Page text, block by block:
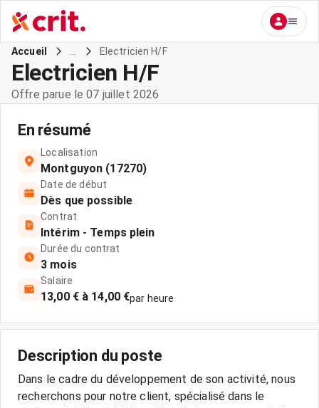
Accueil Electricien H/F
Electricien H/F
Offre parue le 07 juillet 2026
En résumé
Localisation
Montguyon (17270)
Date de début
Dès que possible
Contrat
Intérim - Temps plein
Durée du contrat
3 mois
Salaire
13,00 € à 14,00 €par heure
Description du poste
Dans le cadre du développement de son activité, nous
recherchons pour notre client, spécialisé dans le